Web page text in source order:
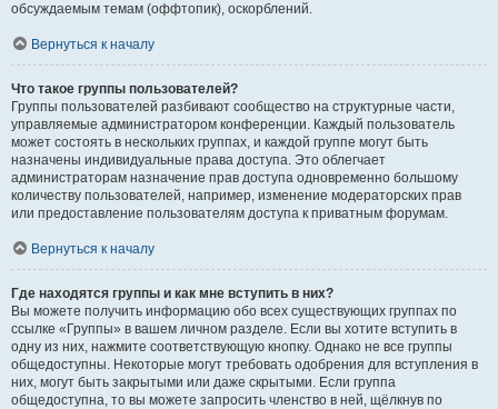
обсуждаемым темам (оффтопик), оскорблений.
Вернуться к началу
Что такое группы пользователей?
Группы пользователей разбивают сообщество на структурные части,
управляемые администратором конференции. Каждый пользователь
может состоять в нескольких группах, и каждой группе могут быть
назначены индивидуальные права доступа. Это облегчает
администраторам назначение прав доступа одновременно большому
количеству пользователей, например, изменение модераторских прав
или предоставление пользователям доступа к приватным форумам.
Вернуться к началу
Где находятся группы и как мне вступить в них?
Вы можете получить информацию обо всех существующих группах по
ссылке «Группы» в вашем личном разделе. Если вы хотите вступить в
одну из них, нажмите соответствующую кнопку. Однако не все группы
общедоступны. Некоторые могут требовать одобрения для вступления в
них, могут быть закрытыми или даже скрытыми. Если группа
общедоступна, то вы можете запросить членство в ней, щёлкнув по